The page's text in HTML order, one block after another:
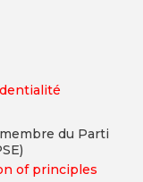
du Parti
of principles